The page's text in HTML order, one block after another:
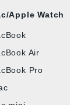
Apple Watch
Air
Pro